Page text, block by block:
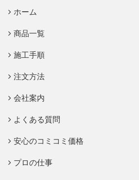
ホーム
商品一覧
施工手順
注文方法
会社案内
よくある質問
安心のコミコミ価格
プロの仕事